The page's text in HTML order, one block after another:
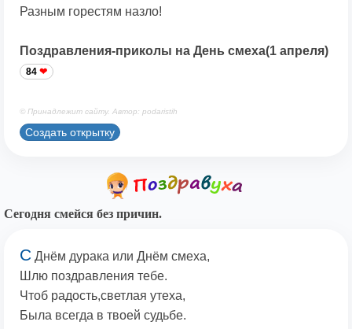
Разным горестям назло!
Поздравления-приколы на День смеха(1 апреля)
84
© Принадлежит сайту. Автор: podaristih
Создать открытку
Сегодня смейся без причин.
С Днём дурака или Днём смеха,
Шлю поздравления тебе.
Чтоб радость,светлая утеха,
Была всегда в твоей судьбе.